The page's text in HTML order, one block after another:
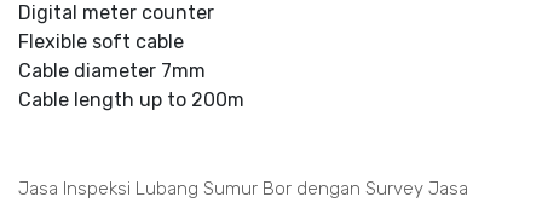
Digital meter counter
Flexible soft cable
Cable diameter 7mm
Cable length up to 200m
Jasa Inspeksi Lubang Sumur Bor dengan Survey Jasa